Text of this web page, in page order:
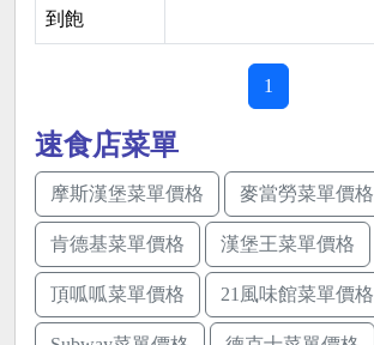
到飽
1
速食店菜單
摩斯漢堡菜單價格 麥當勞菜單價格
肯德基菜單價格 漢堡王菜單價格
頂呱呱菜單價格 21風味館菜單價格